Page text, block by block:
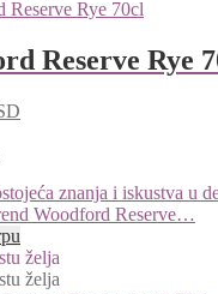
Reserve Rye
znanja i iskustva u
Woodford Reserve…
želja
želja